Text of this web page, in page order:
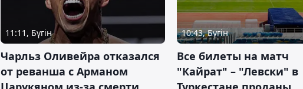
11:11, Бүгін
Чарльз Оливейра отказался
от реванша с Арманом
10:43, Бүгін
Все билеты на матч
"Кайрат" – "Левски" в